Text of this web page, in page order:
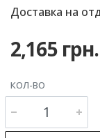
Доставка на
2,165 грн.
КОЛ-ВО